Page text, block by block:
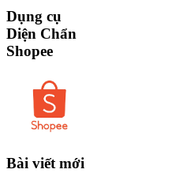
Dụng cụ
Diện Chẩn
Shopee
Bài viết mới